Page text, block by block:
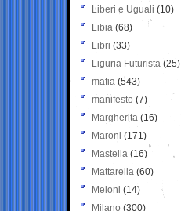
Liberi e Uguali (10)
Libia (68)
Libri (33)
Liguria Futurista (25)
mafia (543)
manifesto (7)
Margherita (16)
Maroni (171)
Mastella (16)
Mattarella (60)
Meloni (14)
Milano (300)